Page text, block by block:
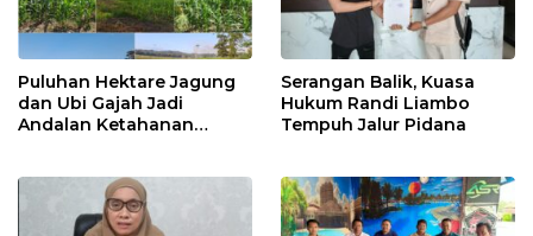
Puluhan Hektare Jagung
dan Ubi Gajah Jadi
Andalan Ketahanan
Serangan Balik, Kuasa
Hukum Randi Liambo
Tempuh Jalur Pidana